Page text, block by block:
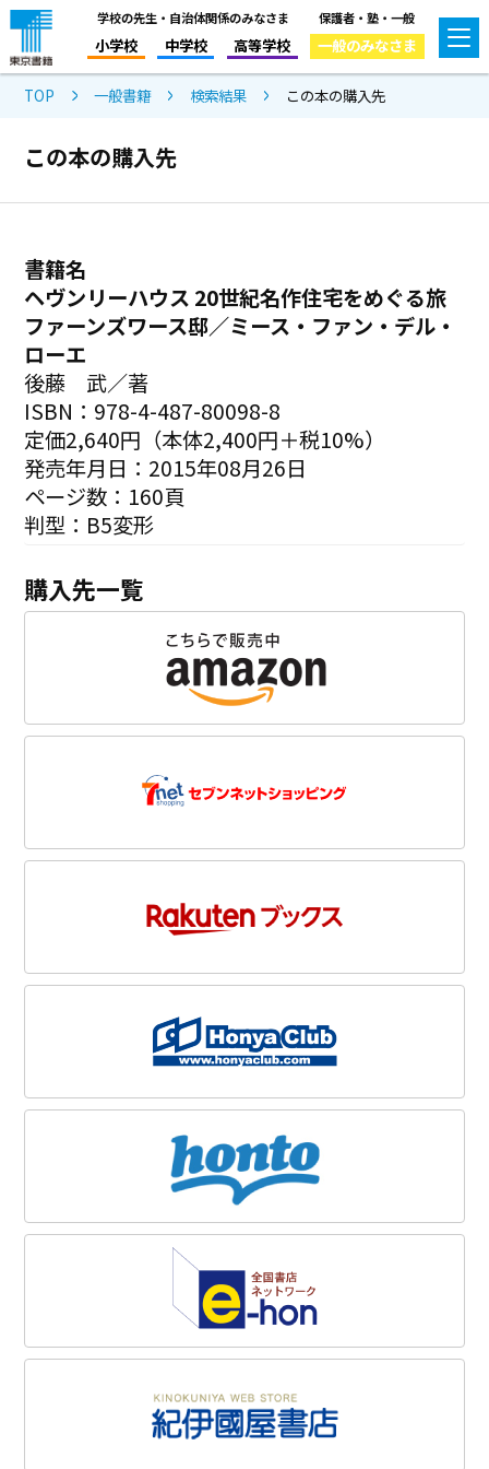
学校の先生・自治体関係のみなさま
小学校 中学校 高等学校
保護者・塾・一般
一般のみなさま
TOP 一般書籍 検索結果 この本の購入先
この本の購入先
書籍名
ヘヴンリーハウス 20世紀名作住宅をめぐる旅
ファーンズワース邸／ミース・ファン・デル・
ローエ
後藤 武／著
ISBN：978-4-487-80098-8
定価2,640円（本体2,400円＋税10%）
発売年月日：2015年08月26日
ページ数：160頁
判型：B5変形
購入先一覧